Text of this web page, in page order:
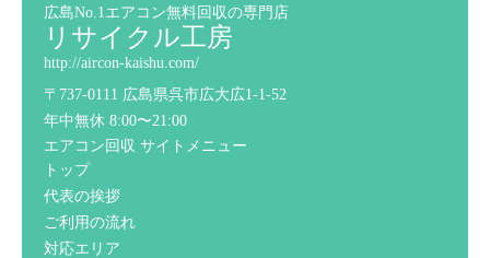
広島No.1エアコン無料回収の専門店
リサイクル工房
http://aircon-kaishu.com/
〒737-0111 広島県呉市広大広1-1-52
年中無休 8:00〜21:00
エアコン回収 サイトメニュー
トップ
代表の挨拶
ご利用の流れ
対応エリア